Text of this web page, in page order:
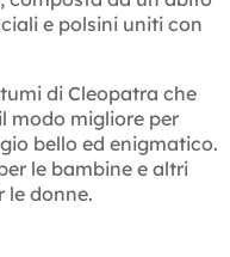
e polsini uniti con
di Cleopatra che
modo migliore per
bello ed enigmatico.
le bambine e altri
le donne.